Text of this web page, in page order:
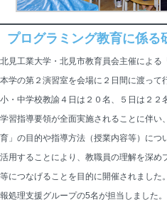
プログラミング教育に係る
北見工業大学・北見市教育員会主催によ
本学の第２演習室を会場に２日間に渡っ
小・中学校教諭４日は２０名、５日は２
学習指導要領が全面実施されることに伴
育」の目的や指導方法（授業内容等）につ
活用することにより、教職員の理解を深
等につなげることを目的に開催されまし
報処理支援グループの5名が担当しました。